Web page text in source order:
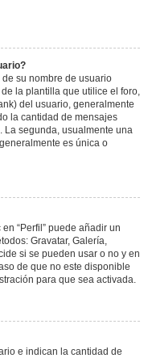
su nombre de usuario
la plantilla que utilice el foro,
del usuario, generalmente
la cantidad de mensajes
La segunda, usualmente una
es única o
“Perfil” puede añadir un
Gravatar, Galería,
si se pueden usar o no y en
de que no este disponible
para que sea activada.
e indican la cantidad de